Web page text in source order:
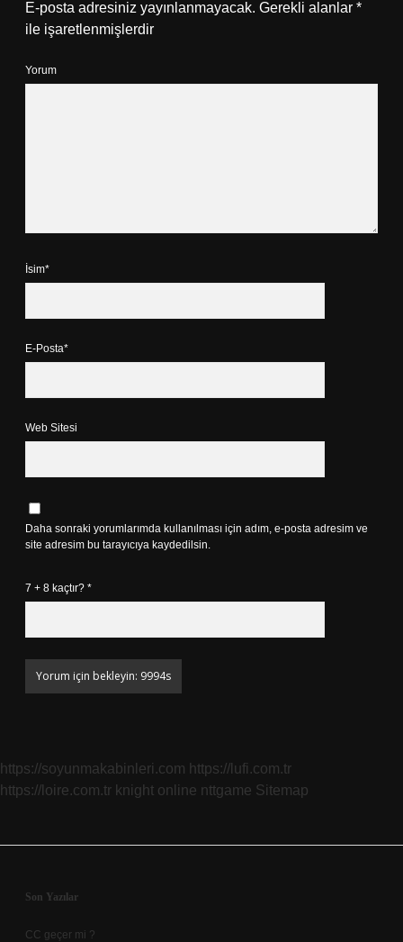
E-posta adresiniz yayınlanmayacak. Gerekli alanlar *
ile işaretlenmişlerdir
Yorum
İsim*
E-Posta*
Web Sitesi
Daha sonraki yorumlarımda kullanılması için adım, e-posta adresim ve
site adresim bu tarayıcıya kaydedilsin.
7 + 8 kaçtır? *
https://soyunmakabinleri.com https://lufi.com.tr
https://loire.com.tr knight online nttgame Sitemap
Sidebar
Son Yazılar
CC geçer mi ?